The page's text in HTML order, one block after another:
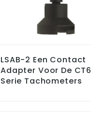
LSAB-2 Een Contact
Adapter Voor De CT6
Serie Tachometers